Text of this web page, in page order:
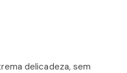
delicadeza, sem